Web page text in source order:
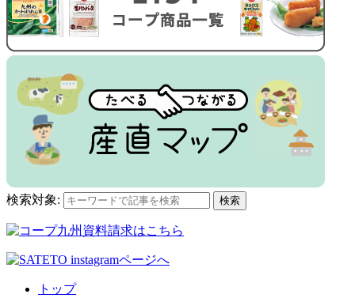
検索対象: 検索
トップ